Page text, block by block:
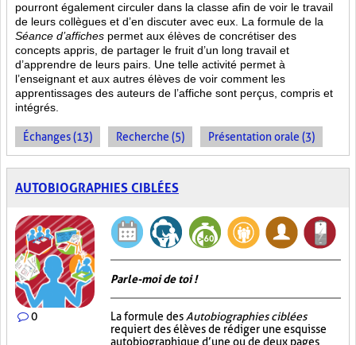
pourront également circuler dans la classe afin de voir le travail
de leurs collègues et d’en discuter avec eux. La formule de la
Séance d’affiches permet aux élèves de concrétiser des
concepts appris, de partager le fruit d’un long travail et
d’apprendre de leurs pairs. Une telle activité permet à
l’enseignant et aux autres élèves de voir comment les
apprentissages des auteurs de l’affiche sont perçus, compris et
intégrés.
Échanges (13) Recherche (5) Présentation orale (3)
AUTOBIOGRAPHIES CIBLÉES
0
Parle-moi de toi !
La formule des Autobiographies ciblées
requiert des élèves de rédiger une esquisse
autobiographique d’une ou de deux pages